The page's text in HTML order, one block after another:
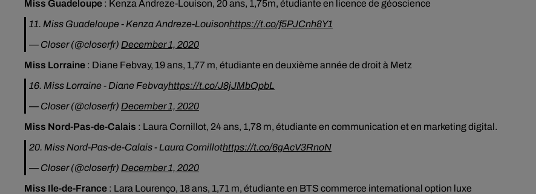
Miss Guadeloupe : Kenza Andreze-Louison, 20 ans, 1,75m, étudiante en licence de géoscience
11. Miss Guadeloupe - Kenza Andreze-Louisonhttps://t.co/f5PJCnh8Y1
— Closer (@closerfr) December 1, 2020
Miss Lorraine : Diane Febvay, 19 ans, 1,77 m, étudiante en deuxième année de droit à Metz
16. Miss Lorraine - Diane Febvayhttps://t.co/J8jJMbQpbL
— Closer (@closerfr) December 1, 2020
Miss Nord-Pas-de-Calais : Laura Cornillot, 24 ans, 1,78 m, étudiante en communication et en marketing digital.
20. Miss Nord-Pas-de-Calais - Laura Cornillothttps://t.co/6gAcV3RnoN
— Closer (@closerfr) December 1, 2020
Miss Ile-de-France : Lara Lourenço, 18 ans, 1,71 m, étudiante en BTS commerce international option luxe